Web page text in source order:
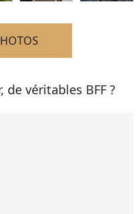
de véritables BFF ?